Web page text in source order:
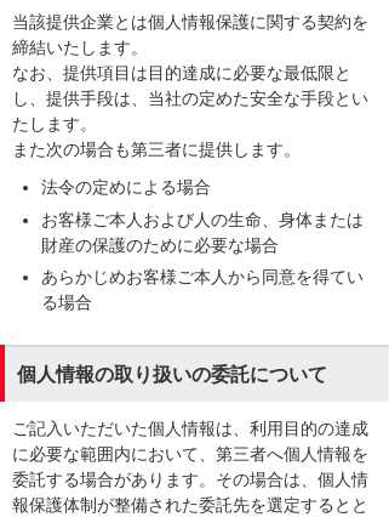
当該提供企業とは個人情報保護に関する契約を
締結いたします。
なお、提供項目は目的達成に必要な最低限と
し、提供手段は、当社の定めた安全な手段とい
たします。
また次の場合も第三者に提供します。
法令の定めによる場合
お客様ご本人および人の生命、身体または
財産の保護のために必要な場合
あらかじめお客様ご本人から同意を得てい
る場合
個人情報の取り扱いの委託について
ご記入いただいた個人情報は、利用目的の達成
に必要な範囲内において、第三者へ個人情報を
委託する場合があります。その場合は、個人情
報保護体制が整備された委託先を選定するとと